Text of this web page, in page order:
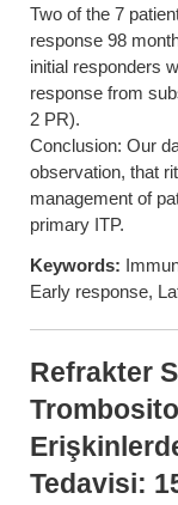
Two of the 7
response 98
initial responders
response from
2 PR).
Conclusion: Our
observation, that
management of
primary ITP.
Keywords:
Early response,
Refrakter
Tedavisi: